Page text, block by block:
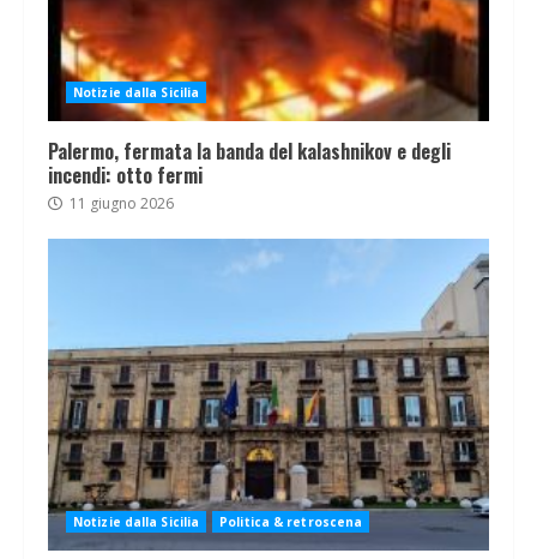
Notizie dalla Sicilia
Palermo, fermata la banda del kalashnikov e degli
incendi: otto fermi
11 giugno 2026
Notizie dalla Sicilia Politica & retroscena